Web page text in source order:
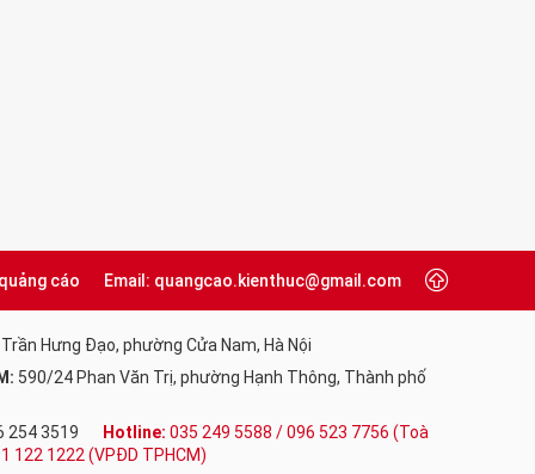
cáo Email: quangcao.kienthuc@gmail.com
Hưng Đạo, phường Cửa Nam, Hà Nội
590/24 Phan Văn Trị, phường Hạnh Thông, Thành phố
254 3519 Hotline: 035 249 5588 / 096 523 7756 (Toà
122 1222 (VPĐD TPHCM)